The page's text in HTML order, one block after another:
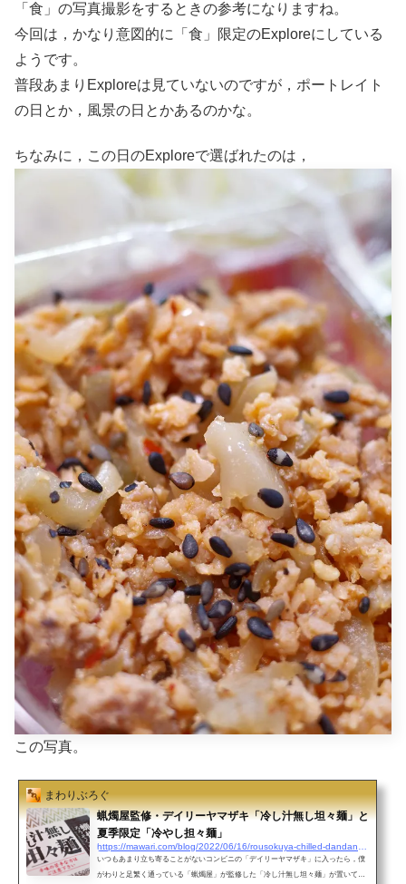
「食」の写真撮影をするときの参考になりますね。
今回は，かなり意図的に「食」限定のExploreにしている
ようです。
普段あまりExploreは見ていないのですが，ポートレイト
の日とか，風景の日とかあるのかな。
ちなみに，この日のExploreで選ばれたのは，
この写真。
まわりぶろぐ
蝋燭屋監修・デイリーヤマザキ「冷し汁無し坦々麺」と
夏季限定「冷やし担々麺」
https://mawari.com/blog/2022/06/16/rousokuya-chilled-dandan-noodles//
いつもあまり立ち寄ることがないコンビニの「デイリーヤマザキ」に入ったら，僕
がわりと足繁く通っている「蝋燭屋」が監修した「冷し汁無し坦々麺」が置いてあ